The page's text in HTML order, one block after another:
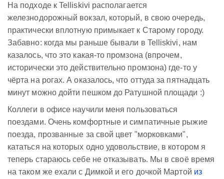
На подходе к Telliskivi располагается
железнодорожный вокзал, который, в свою очередь,
практически вплотную примыкает к Старому городу.
Забавно: когда мы раньше бывали в Telliskivi, нам
казалось, что это какая-то промзона (впрочем,
исторически это действительно промзона) где-то у
чёрта на рогах. А оказалось, что оттуда за пятнадцать
минут можно дойти пешком до Ратушной площади :)
Коллеги в офисе научили меня пользоваться
поездами. Очень комфортные и симпатичные рыжие
поезда, прозванные за свой цвет "морковками",
кататься на которых одно удовольствие, в котором я
теперь стараюсь себе не отказывать. Мы в своё время
на таком же ехали с Димкой и его дочкой Мартой из